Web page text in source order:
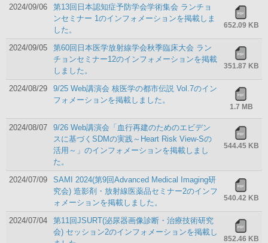
2024/09/06
第13回日本認知症予防学会学術集会 ランチョ
ンセミナー 1のインフォメーションを掲載しま
した。
652.09 KB
2024/09/05
第60回日本医学放射線学会秋季臨床⼤会 ラン
チョンセミナー12のインフォメーションを掲載
しました。
351.87 KB
2024/08/29
9/25 Web講演会 核医学の都市伝説 Vol.7のイン
フォメーションを掲載しました。
1.7 MB
2024/08/07
9/26 Web講演会「血行再建のためのエビデン
スに基づくSDMの実践～Heart Risk View-Sの
活用～」のインフォメーションを掲載しまし
た。
544.45 KB
2024/07/09
SAMI 2024(第9回Advanced Medical Imaging研
究会) 造影剤・放射線医薬品セミナー2のインフ
ォメーションを掲載しました。
540.42 KB
2024/07/04
第11回JSURT(泌尿器画像診断・治療技術研究
会) セッション2のインフォメーションを掲載し
852.46 KB